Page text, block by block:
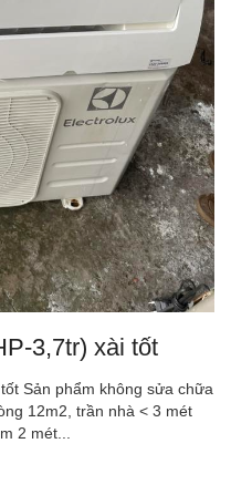
3,7tr) xài tốt
Sản phẩm không sửa chữa
12m2, trần nhà < 3 mét
2 mét...